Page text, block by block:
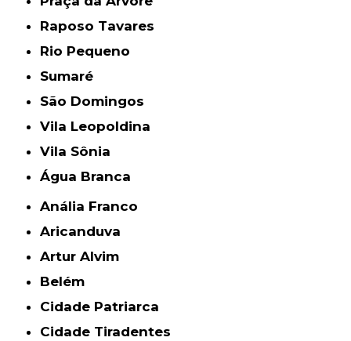
Raposo Tavares
Rio Pequeno
Sumaré
São Domingos
Vila Leopoldina
Vila Sônia
Água Branca
Anália Franco
Aricanduva
Artur Alvim
Belém
Cidade Patriarca
Cidade Tiradentes